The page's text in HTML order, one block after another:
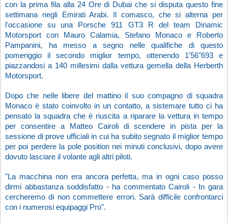
con la prima fila alla 24 Ore di Dubai che si disputa questo fine
settimana negli Emirati Arabi. Il comasco, che si alterna per
l'occasione su una Porsche 911 GT3 R del team Dinamic
Motorsport con Mauro Calamia, Stefano Monaco e Roberto
Pampanini, ha messo a segno nelle qualifiche di questo
pomeriggio il secondo miglior tempo, ottenendo 1'56"693 e
piazzandosi a 140 millesimi dalla vettura gemella della Herberth
Motorsport.
Dopo che nelle libere del mattino il suo compagno di squadra
Monaco è stato coinvolto in un contatto, a sistemare tutto ci ha
pensato la squadra che è riuscita a riparare la vettura in tempo
per consentire a Matteo Cairoli di scendere in pista per la
sessione di prove ufficiali in cui ha subito segnato il miglior tempo
per poi perdere la pole position nei minuti conclusivi, dopo avere
dovuto lasciare il volante agli altri piloti.
"La macchina non era ancora perfetta, ma in ogni caso posso
dirmi abbastanza soddisfatto - ha commentato Cairoli - In gara
cercheremo di non commettere errori. Sarà difficile confrontarci
con i numerosi equipaggi Pro".